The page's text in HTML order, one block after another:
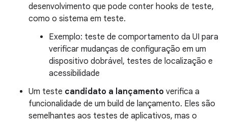
desenvolvimento que pode conter hooks de teste,
como o sistema em teste.
Exemplo: teste de comportamento da UI para
verificar mudanças de configuração em um
dispositivo dobrável, testes de localização e
acessibilidade
Um teste candidato a lançamento verifica a
funcionalidade de um build de lançamento. Eles são
semelhantes aos testes de aplicativos, mas o